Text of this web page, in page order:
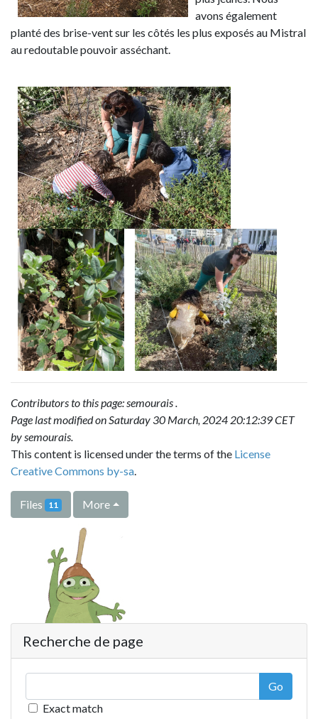
avons également
planté des brise-vent sur les côtés les plus exposés au Mistral
au redoutable pouvoir asséchant.
Contributors to this page:semourais.
Page last modified on Saturday 30 March, 2024 20:12:39 CET
bysemourais.
This content is licensed under the terms of the License
Creative Commons by-sa.
Files 11 More
Recherche de page
Go
Exact match